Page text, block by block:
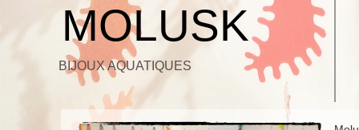
MOLUSK
BIJOUX AQUATIQUES